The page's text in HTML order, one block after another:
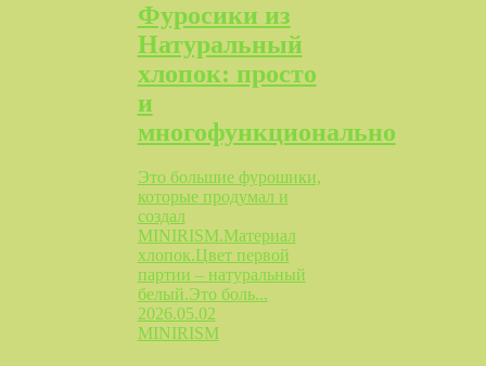
Фуросики из
Натуральный
хлопок: просто
и
многофункционально
Это большие фурошики,
которые продумал и
создал
MINIRISM.Материал
хлопок.Цвет первой
партии – натуральный
белый.Это боль...
2026.05.02
MINIRISM